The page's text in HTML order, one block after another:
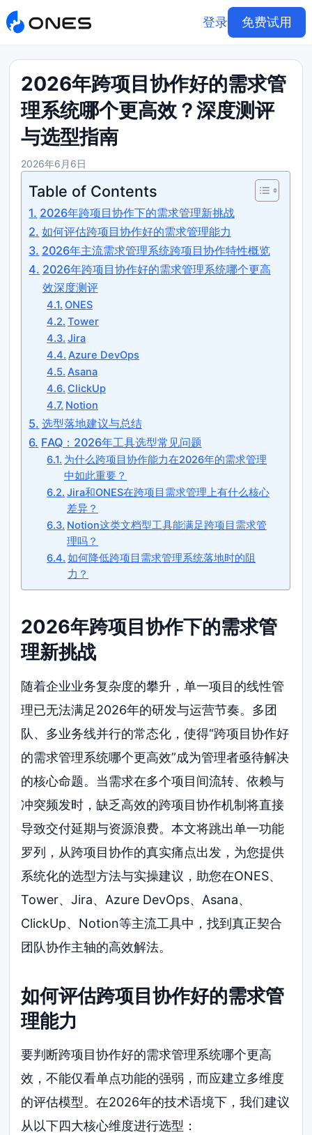
登录 免费试用
2026年跨项目协作好的需求管
理系统哪个更高效？深度测评
与选型指南
2026年6月6日
Table of Contents
2026年跨项目协作下的需求管理新挑战
如何评估跨项目协作好的需求管理能力
2026年主流需求管理系统跨项目协作特性概览
2026年跨项目协作好的需求管理系统哪个更高
效深度测评
ONES
Tower
Jira
Azure DevOps
Asana
ClickUp
Notion
选型落地建议与总结
FAQ：2026年工具选型常见问题
为什么跨项目协作能力在2026年的需求管理
中如此重要？
Jira和ONES在跨项目需求管理上有什么核心
差异？
Notion这类文档型工具能满足跨项目需求管
理吗？
如何降低跨项目需求管理系统落地时的阻
力？
2026年跨项目协作下的需求管
理新挑战
随着企业业务复杂度的攀升，单一项目的线性管
理已无法满足2026年的研发与运营节奏。多团
队、多业务线并行的常态化，使得“跨项目协作好
的需求管理系统哪个更高效”成为管理者亟待解决
的核心命题。当需求在多个项目间流转、依赖与
冲突频发时，缺乏高效的跨项目协作机制将直接
导致交付延期与资源浪费。本文将跳出单一功能
罗列，从跨项目协作的真实痛点出发，为您提供
系统化的选型方法与实操建议，助您在ONES、
Tower、Jira、Azure DevOps、Asana、
ClickUp、Notion等主流工具中，找到真正契合
团队协作主轴的高效解法。
如何评估跨项目协作好的需求管
理能力
要判断跨项目协作好的需求管理系统哪个更高
效，不能仅看单点功能的强弱，而应建立多维度
的评估模型。在2026年的技术语境下，我们建议
从以下四大核心维度进行选型：